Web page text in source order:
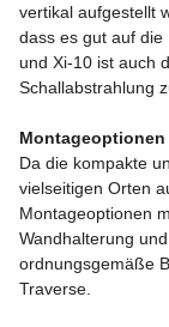
vertikal aufgestellt
dass es gut auf die
und Xi-10 ist auch
Schallabstrahlung
Montageoptionen
Da die kompakte
vielseitigen Orten
Montageoptionen
Wandhalterung
ordnungsgemäße
Traverse.